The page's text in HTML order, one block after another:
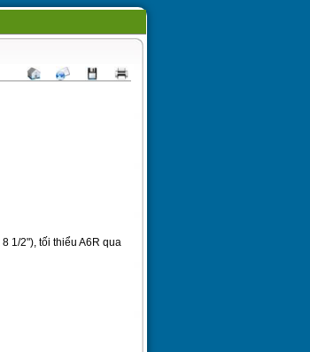
1/2"), tối thiểu A6R qua